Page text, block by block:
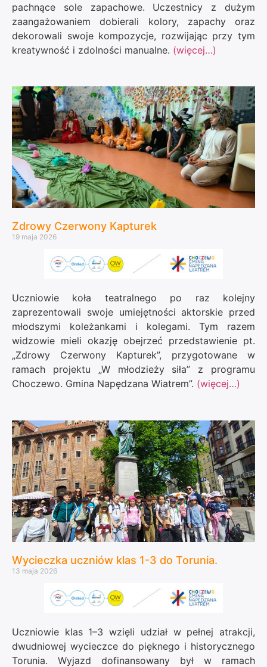
pachnące sole zapachowe. Uczestnicy z dużym
zaangażowaniem dobierali kolory, zapachy oraz
dekorowali swoje kompozycje, rozwijając przy tym
kreatywność i zdolności manualne. (więcej…)
Zdrowy Czerwony Kapturek
19 maja 2026
Uczniowie koła teatralnego po raz kolejny
zaprezentowali swoje umiejętności aktorskie przed
młodszymi koleżankami i kolegami. Tym razem
widzowie mieli okazję obejrzeć przedstawienie pt.
„Zdrowy Czerwony Kapturek”, przygotowane w
ramach projektu „W młodzieży siła” z programu
Choczewo. Gmina Napędzana Wiatrem”. (więcej…)
Wycieczka uczniów klas 1-3 do Torunia.
13 maja 2026
Uczniowie klas 1–3 wzięli udział w pełnej atrakcji,
dwudniowej wycieczce do pięknego i historycznego
Torunia. Wyjazd dofinansowany był w ramach